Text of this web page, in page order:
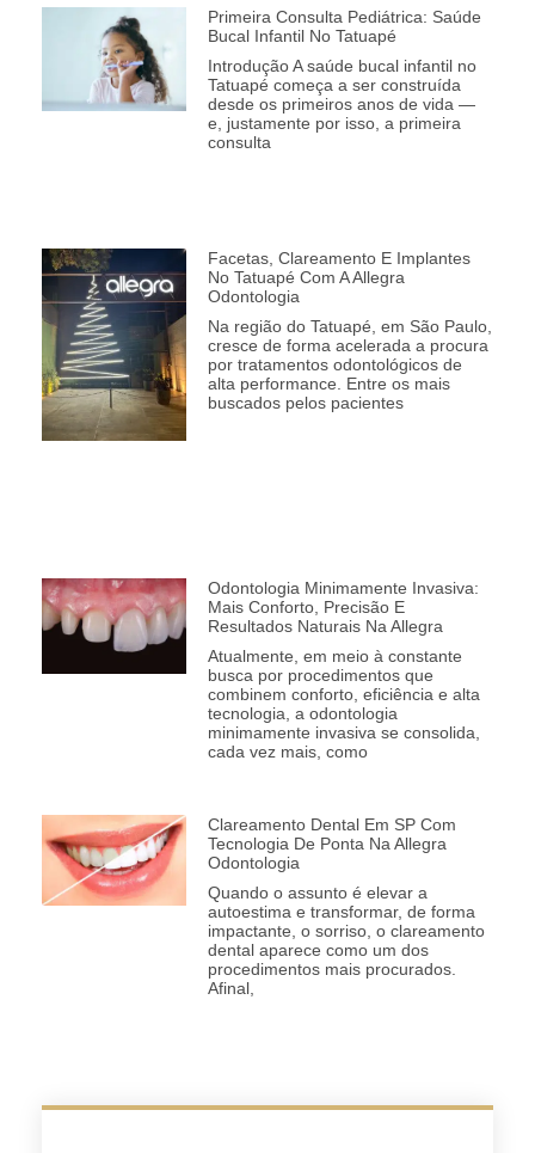
Primeira Consulta Pediátrica: Saúde
Bucal Infantil No Tatuapé
Introdução A saúde bucal infantil no
Tatuapé começa a ser construída
desde os primeiros anos de vida —
e, justamente por isso, a primeira
consulta
Facetas, Clareamento E Implantes
No Tatuapé Com A Allegra
Odontologia
Na região do Tatuapé, em São Paulo,
cresce de forma acelerada a procura
por tratamentos odontológicos de
alta performance. Entre os mais
buscados pelos pacientes
Odontologia Minimamente Invasiva:
Mais Conforto, Precisão E
Resultados Naturais Na Allegra
Atualmente, em meio à constante
busca por procedimentos que
combinem conforto, eficiência e alta
tecnologia, a odontologia
minimamente invasiva se consolida,
cada vez mais, como
Clareamento Dental Em SP Com
Tecnologia De Ponta Na Allegra
Odontologia
Quando o assunto é elevar a
autoestima e transformar, de forma
impactante, o sorriso, o clareamento
dental aparece como um dos
procedimentos mais procurados.
Afinal,